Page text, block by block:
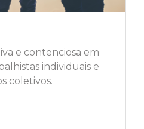
e contenciosa em
individuais e
coletivos.